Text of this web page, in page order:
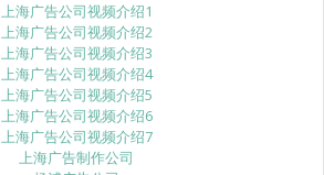
上海广告公司视频介绍1
上海广告公司视频介绍2
上海广告公司视频介绍3
上海广告公司视频介绍4
上海广告公司视频介绍5
上海广告公司视频介绍6
上海广告公司视频介绍7
上海广告制作公司